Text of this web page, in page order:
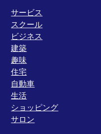
サービス
スクール
ビジネス
建築
趣味
住宅
自動車
生活
ショッピング
サロン